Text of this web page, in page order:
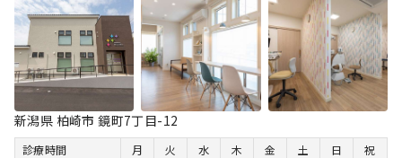
新潟県 柏崎市 鏡町7丁目-12
診療時間 月 火 水 木 金 土 日
祝